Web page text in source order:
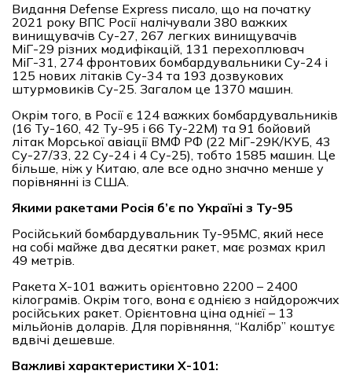
Видання Defense Express писало, що на початку
2021 року ВПС Росії налічували 380 важких
винищувачів Су-27, 267 легких винищувачів
МіГ-29 різних модифікацій, 131 перехоплювач
МіГ-31, 274 фронтових бомбардувальники Су-24 і
125 нових літаків Су-34 та 193 дозвукових
штурмовиків Су-25. Загалом це 1370 машин.
Окрім того, в Росії є 124 важких бомбардувальників
(16 Ту-160, 42 Ту-95 і 66 Ту-22М) та 91 бойовий
літак Морської авіації ВМФ РФ (22 МіГ-29К/КУБ, 43
Су-27/33, 22 Су-24 і 4 Су-25), тобто 1585 машин. Це
більше, ніж у Китаю, але все одно значно менше у
порівнянні із США.
Якими ракетами Росія б’є по Україні з Ту-95
Російський бомбардувальник Ту-95МС, який несе
на собі майже два десятки ракет, має розмах крил
49 метрів.
Ракета Х-101 важить орієнтовно 2200 – 2400
кілограмів. Окрім того, вона є однією з найдорожчих
російських ракет. Орієнтовна ціна однієї – 13
мільйонів доларів. Для порівняння, “Калібр” коштує
вдвічі дешевше.
Важливі характеристики Х-101: